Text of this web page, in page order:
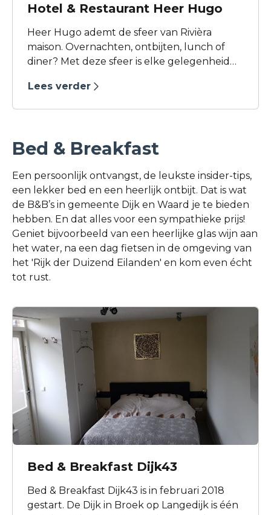
Hotel & Restaurant Heer Hugo
Heer Hugo ademt de sfeer van Rivièra
maison. Overnachten, ontbijten, lunch of
diner? Met deze sfeer is elke gelegenheid
natuurlijk het allerbelangrijkst is! Kom jij een
Lees verder
Bed & Breakfast
Een persoonlijk ontvangst, de leukste insider-tips,
een lekker bed en een heerlijk ontbijt. Dat is wat
de B&B’s in gemeente Dijk en Waard je te bieden
hebben. En dat alles voor een sympathieke prijs!
Geniet bijvoorbeeld van een heerlijke glas wijn aan
het water, na een dag fietsen in de omgeving van
het 'Rijk der Duizend Eilanden' en kom even écht
tot rust.
Bed & Breakfast Dijk43
Bed & Breakfast Dijk43 is in februari 2018
gestart. De Dijk in Broek op Langedijk is één